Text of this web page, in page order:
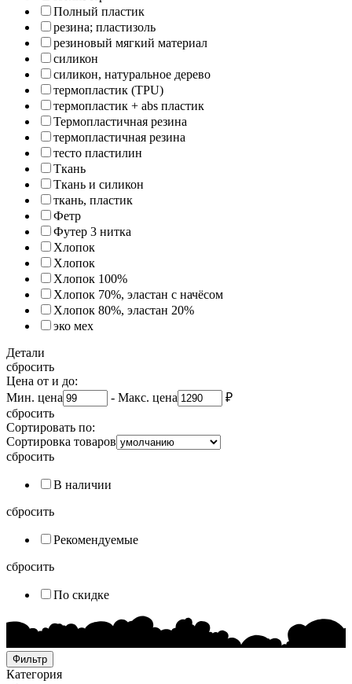
Полный пластик
резина; пластизоль
резиновый мягкий материал
силикон
силикон, натуральное дерево
термопластик (TPU)
термопластик + abs пластик
Термопластичная резина
термопластичная резина
тесто пластилин
Ткань
Ткань и силикон
ткань, пластик
Фетр
Футер 3 нитка
Хлопок
Хлопок
Хлопок 100%
Хлопок 70%, эластан с начёсом
Хлопок 80%, эластан 20%
эко мех
Детали
сбросить
Цена от и до:
Мин. цена
- Макс. цена
₽
сбросить
Сортировать по:
Сортировка товаров
сбросить
В наличии
сбросить
Рекомендуемые
сбросить
По скидке
Фильтр
Категория